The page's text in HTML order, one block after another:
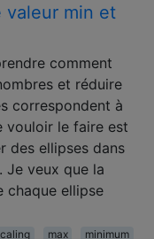
valeur min et
comment
et réduire
correspondent à
vouloir le faire est
des ellipses dans
Je veux que la
chaque ellipse
max minimum